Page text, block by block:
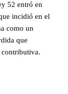
52 entró en
incidió en el
como un
que
contributiva.